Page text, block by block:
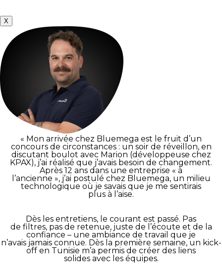
X
« Mon arrivée chez Bluemega est le fruit d’un
concours de circonstances : un soir de réveillon, en
discutant boulot avec Marion (développeuse chez
KPAX), j’ai réalisé que j’avais besoin de changement.
Après 12 ans dans une entreprise « à
l’ancienne », j’ai postulé chez Bluemega, un milieu
technologique où je savais que je me sentirais
plus à l’aise.
Dès les entretiens, le courant est passé. Pas
de filtres, pas de retenue, juste de l’écoute et de la
confiance – une ambiance de travail que je
n’avais jamais connue. Dès la première semaine, un kick-
off en Tunisie m’a permis de créer des liens
solides avec les équipes.